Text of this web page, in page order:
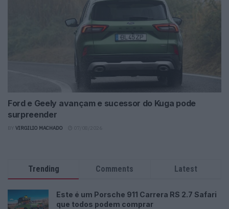
Ford e Geely avançam e sucessor do Kuga pode
surpreender
VIRGILIO MACHADO
Trending Comments Latest
Este é um Porsche 911 Carrera RS 2.7 Safari
que todos podem comprar